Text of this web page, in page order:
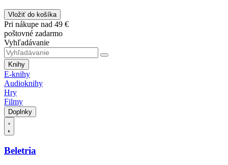
Vložiť do košíka
Pri nákupe nad 49 €
poštovné zadarmo
Vyhľadávanie
Knihy
E-knihy
Audioknihy
Hry
Filmy
Doplnky
Beletria